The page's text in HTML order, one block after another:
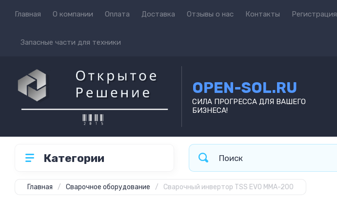
Главная О компании Оплата Доставка Отзывы о нас Контакты Регистрация
Запасные части для техники
OPEN-SOL.RU
СИЛА ПРОГРЕССА ДЛЯ ВАШЕГО
БИЗНЕСА!
Категории
Главная / Сварочное оборудование / Сварочный инвертор ТSS EVO MMA-200